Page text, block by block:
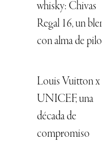
whisky: Chivas
Regal 16, un
con alma de
Louis Vuitton x
UNICEF, una
década de
compromiso